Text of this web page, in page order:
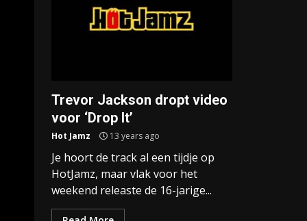
Trevor Jackson dropt video
voor ‘Drop It’
Hot Jamz 13 years ago
Je hoort de track al een tijdje op
HotJamz, maar vlak voor het
weekend releaste de 16-jarige...